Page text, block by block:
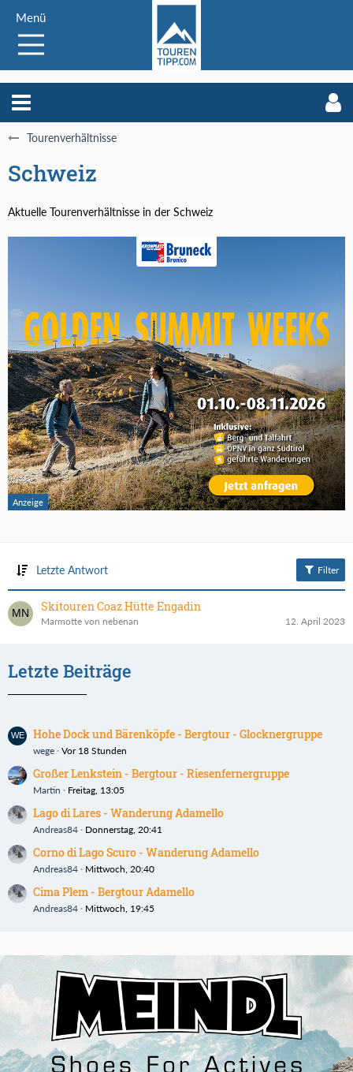
Menü
Tourenverhältnisse
Schweiz
Aktuelle Tourenverhältnisse in der Schweiz
Letzte Antwort Filter
Skitouren Coaz Hütte Engadin
Marmotte von nebenan 12. April 2023
Letzte Beiträge
Hohe Dock und Bärenköpfe - Bergtour - Glocknergruppe
wege Vor 18 Stunden
Großer Lenkstein - Bergtour - Riesenfernergruppe
Martin Freitag, 13:05
Lago di Lares - Wanderung Adamello
Andreas84 Donnerstag, 20:41
Corno di Lago Scuro - Wanderung Adamello
Andreas84 Mittwoch, 20:40
Cima Plem - Bergtour Adamello
Andreas84 Mittwoch, 19:45